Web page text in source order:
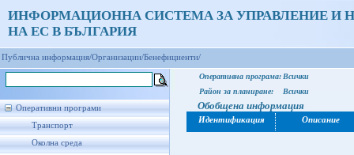
ИНФОРМАЦИОННА СИСТЕМА ЗА УПРАВЛЕНИЕ И
НА ЕС В БЪЛГАРИЯ
Публична информация/Организации/Бенефициенти/
Оперативни програми
Транспорт
Околна среда
Оперативна програма: Всички
Район за планиране:
Всички
Обобщена информация
Идентификация Описание